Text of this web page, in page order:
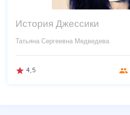
История Джессики
Татьяна Сергеевна Медведева
grade 4,5 group